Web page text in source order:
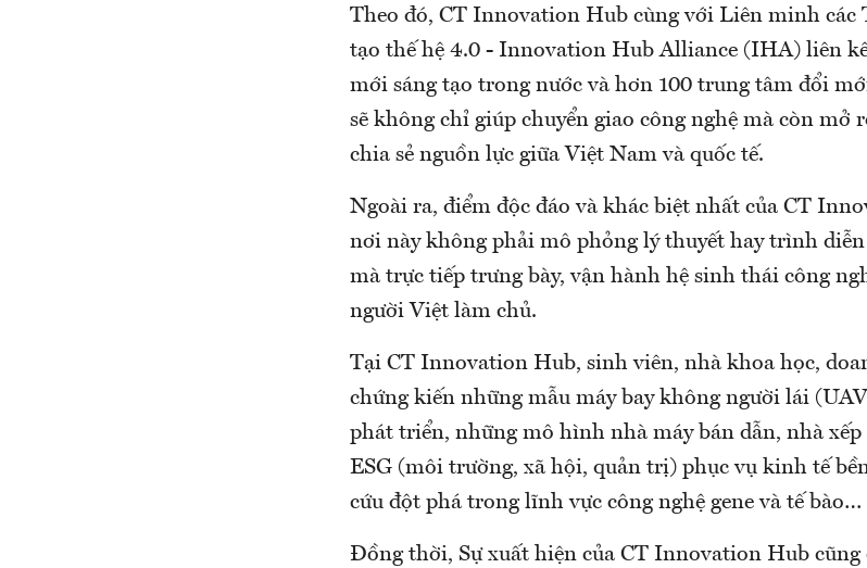
Theo đó, CT Innovation Hub cùng với Liên minh các
tạo thế hệ 4.0 - Innovation Hub Alliance (IHA) liên
mới sáng tạo trong nước và hơn 100 trung tâm đổi
sẽ không chỉ giúp chuyển giao công nghệ mà còn mở
chia sẻ nguồn lực giữa Việt Nam và quốc tế.
Ngoài ra, điểm độc đáo và khác biệt nhất của CT
nơi này không phải mô phỏng lý thuyết hay trình
mà trực tiếp trưng bày, vận hành hệ sinh thái công
người Việt làm chủ.
Tại CT Innovation Hub, sinh viên, nhà khoa học,
chứng kiến những mẫu máy bay không người lái
phát triển, những mô hình nhà máy bán dẫn, nhà xếp
ESG (môi trường, xã hội, quản trị) phục vụ kinh tế
cứu đột phá trong lĩnh vực công nghệ gene và tế bào…
Đồng thời, Sự xuất hiện của CT Innovation Hub cũng